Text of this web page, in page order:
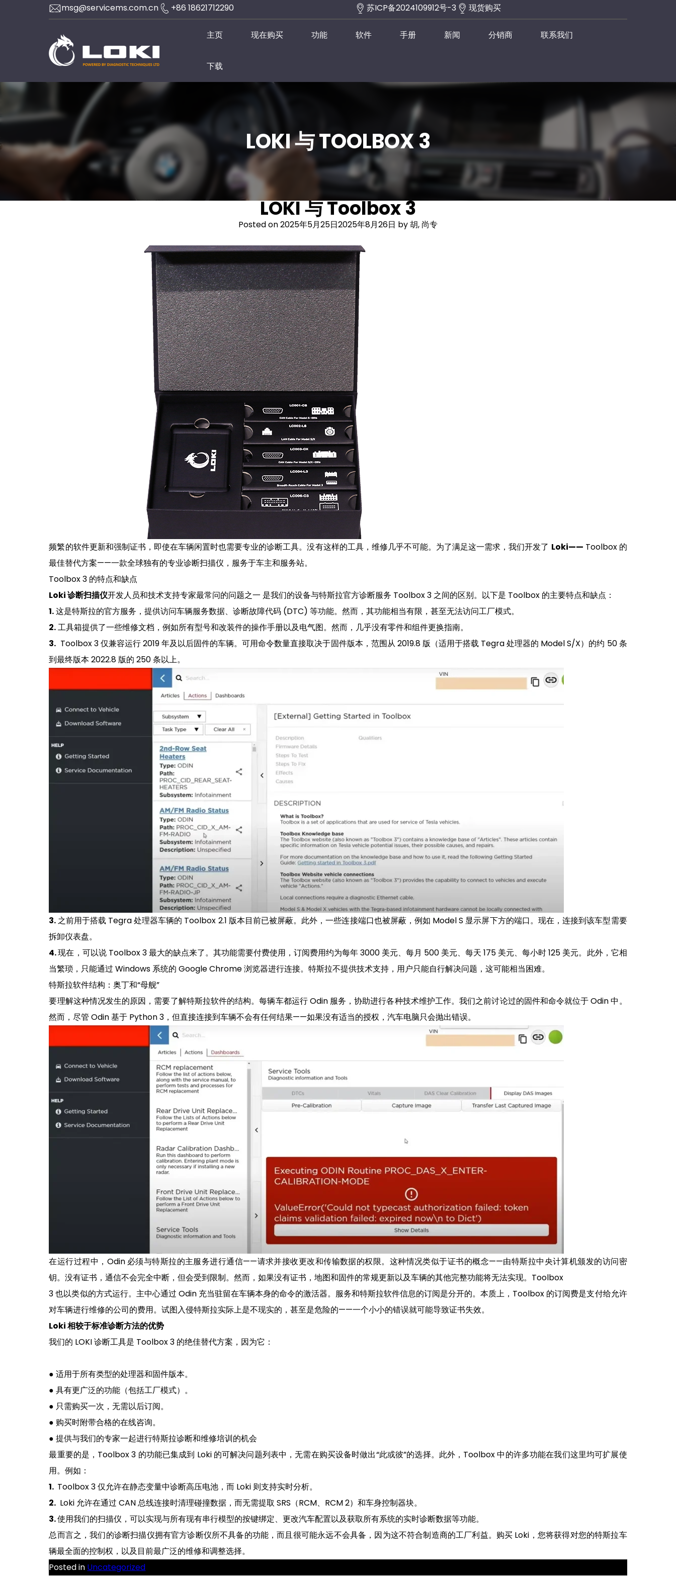
msg@servicems.com.cn +86 18621712290 苏ICP备2024109912号-3 现货购买
主页 现在购买 功能 软件 手册 新闻 分销商 联系我们
下载
LOKI 与 TOOLBOX 3
LOKI 与 Toolbox 3
Posted on2025年5月25日2025年8月26日 by胡, 尚专
频繁的软件更新和强制证书，即使在车辆闲置时也需要专业的诊断工具。没有这样的工具，维修几乎不可能。为了满足这一需求，我们开发了 Loki—— Toolbox 的
最佳替代方案——一款全球独有的专业诊断扫描仪，服务于车主和服务站。
Toolbox 3 的特点和缺点
Loki 诊断扫描仪开发人员和技术支持专家最常问的问题之一 是我们的设备与特斯拉官方诊断服务 Toolbox 3 之间的区别。以下是 Toolbox 的主要特点和缺点：
1.这是特斯拉的官方服务，提供访问车辆服务数据、诊断故障代码 (DTC) 等功能。然而，其功能相当有限，甚至无法访问工厂模式。
2.工具箱提供了一些维修文档，例如所有型号和改装件的操作手册以及电气图。然而，几乎没有零件和组件更换指南。
3. Toolbox 3 仅兼容运行 2019 年及以后固件的车辆。可用命令数量直接取决于固件版本，范围从 2019.8 版（适用于搭载 Tegra 处理器的 Model S/X）的约 50 条
到最终版本 2022.8 版的 250 条以上。
3.之前用于搭载 Tegra 处理器车辆的 Toolbox 2.1 版本目前已被屏蔽。此外，一些连接端口也被屏蔽，例如 Model S 显示屏下方的端口。现在，连接到该车型需要
拆卸仪表盘。
4.现在，可以说 Toolbox 3 最大的缺点来了。其功能需要付费使用，订阅费用约为每年 3000 美元、每月 500 美元、每天 175 美元、每小时 125 美元。此外，它相
当繁琐，只能通过 Windows 系统的 Google Chrome 浏览器进行连接。特斯拉不提供技术支持，用户只能自行解决问题，这可能相当困难。
特斯拉软件结构：奥丁和“母舰”
要理解这种情况发生的原因，需要了解特斯拉软件的结构。每辆车都运行 Odin 服务，协助进行各种技术维护工作。我们之前讨论过的固件和命令就位于 Odin 中。
然而，尽管 Odin 基于 Python 3，但直接连接到车辆不会有任何结果——如果没有适当的授权，汽车电脑只会抛出错误。
在运行过程中，Odin 必须与特斯拉的主服务进行通信——请求并接收更改和传输数据的权限。这种情况类似于证书的概念——由特斯拉中央计算机颁发的访问密
钥。没有证书，通信不会完全中断，但会受到限制。然而，如果没有证书，地图和固件的常规更新以及车辆的其他完整功能将无法实现。Toolbox
3 也以类似的方式运行。主中心通过 Odin 充当驻留在车辆本身的命令的激活器。服务和特斯拉软件信息的订阅是分开的。本质上，Toolbox 的订阅费是支付给允许
对车辆进行维修的公司的费用。试图入侵特斯拉实际上是不现实的，甚至是危险的——一个小小的错误就可能导致证书失效。
Loki 相较于标准诊断方法的优势
我们的 LOKI 诊断工具是 Toolbox 3 的绝佳替代方案，因为它：
● 适用于所有类型的处理器和固件版本。
● 具有更广泛的功能（包括工厂模式）。
● 只需购买一次，无需以后订阅。
● 购买时附带合格的在线咨询。
● 提供与我们的专家一起进行特斯拉诊断和维修培训的机会
最重要的是，Toolbox 3 的功能已集成到 Loki 的可解决问题列表中，无需在购买设备时做出“此或彼”的选择。此外，Toolbox 中的许多功能在我们这里均可扩展使
用。例如：
1. Toolbox 3 仅允许在静态变量中诊断高压电池，而 Loki 则支持实时分析。
2. Loki 允许在通过 CAN 总线连接时清理碰撞数据，而无需提取 SRS（RCM、RCM 2）和车身控制器块。
3.使用我们的扫描仪，可以实现与所有现有串行模型的按键绑定、更改汽车配置以及获取所有系统的实时诊断数据等功能。
总而言之，我们的诊断扫描仪拥有官方诊断仪所不具备的功能，而且很可能永远不会具备，因为这不符合制造商的工厂利益。购买 Loki，您将获得对您的特斯拉车
辆最全面的控制权，以及目前最广泛的维修和调整选择。
Posted in Uncategorized